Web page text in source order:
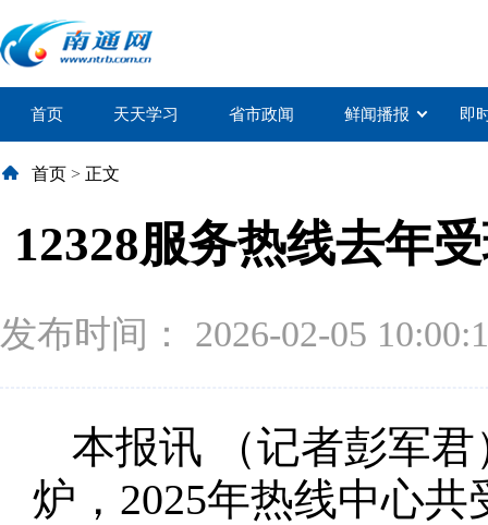
首页 天天学习 省市政闻 鲜闻播报 即
首页 > 正文
12328服务热线去年
发布时间： 2026-02-05
本报讯 （记者彭军
炉，2025年热线中心